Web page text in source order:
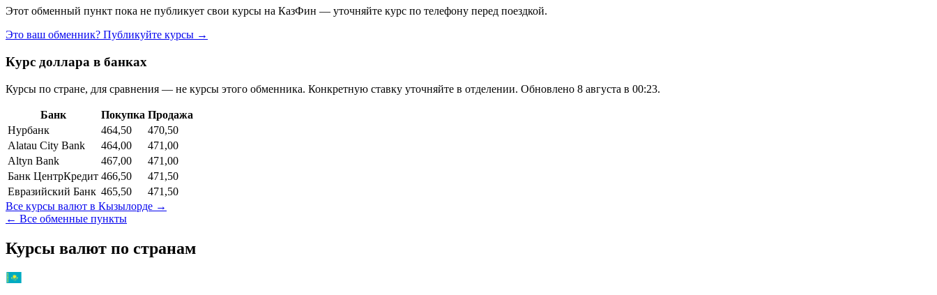
Этот обменный пункт пока не публикует свои курсы на КазФин — уточняйте курс по телефону перед поездкой.
Это ваш обменник? Публикуйте курсы →
Курс доллара в банках
Курсы по стране, для сравнения — не курсы этого обменника. Конкретную ставку уточняйте в отделении. Обновлено 8 августа в 00:23.
Банк Покупка Продажа
Нурбанк
464,50
470,50
Alatau City Bank
464,00
471,00
Altyn Bank
467,00
471,00
Банк ЦентрКредит 466,50
471,50
Евразийский Банк 465,50
471,50
Все курсы валют в Кызылорде →
← Все обменные пункты
Курсы валют по странам